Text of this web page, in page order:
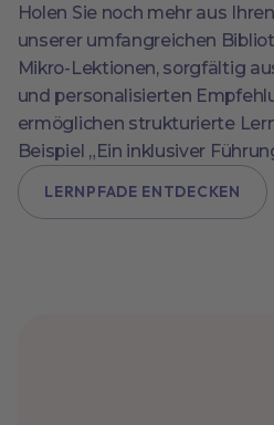
Holen Sie noch mehr aus
unserer umfangreichen
Mikro-Lektionen, sorgfältig
und personalisierten
ermöglichen strukturierte
Beispiel „Ein inklusiver
LERNPFADE ENTDECKEN